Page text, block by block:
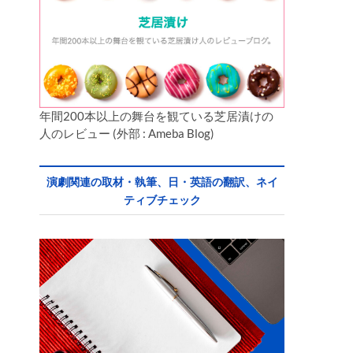
年間200本以上の舞台を観ている芝居漬けの
人のレビュー (外部 : Ameba Blog)
演劇関連の取材・執筆、日・英語の翻訳、ネイ
ティブチェック